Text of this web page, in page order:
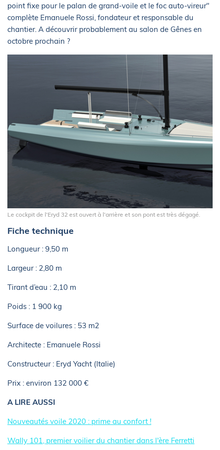
point fixe pour le palan de grand-voile et le foc auto-vireur"
complète Emanuele Rossi, fondateur et responsable du
chantier. A découvrir probablement au salon de Gênes en
octobre prochain ?
Le cockpit de l'Eryd 32 est ouvert à l'arrière et son pont est très dégagé.
Fiche technique
Longueur : 9,50 m
Largeur : 2,80 m
Tirant d’eau : 2,10 m
Poids : 1 900 kg
Surface de voilures : 53 m2
Architecte : Emanuele Rossi
Constructeur : Eryd Yacht (Italie)
Prix : environ 132 000 €
A LIRE AUSSI
Nouveautés voile 2020 : prime au confort !
Wally 101, premier voilier du chantier dans l'ère Ferretti